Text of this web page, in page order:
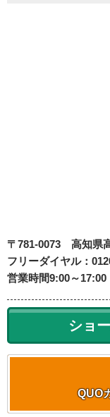
〒781-0073 高知県
フリーダイヤル：
営業時間9:00～
ショ
QUO